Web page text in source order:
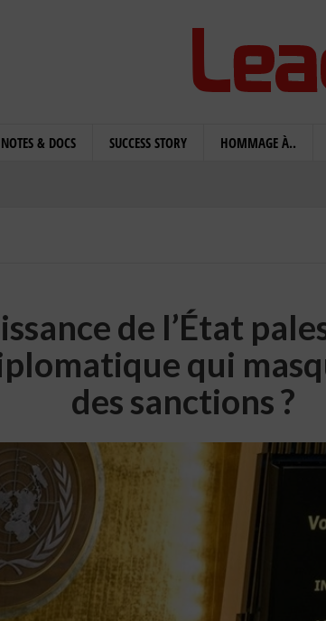
NOTES & DOCS SUCCESS STORY HOMMAGE À..
de l’État
qui
des sanctions ?